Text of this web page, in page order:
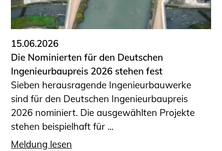
15.06.2026
Die Nominierten für den Deutschen
Ingenieurbaupreis 2026 stehen fest
Sieben herausragende Ingenieurbauwerke
sind für den Deutschen Ingenieurbaupreis
2026 nominiert. Die ausgewählten Projekte
stehen beispielhaft für ...
Meldung lesen